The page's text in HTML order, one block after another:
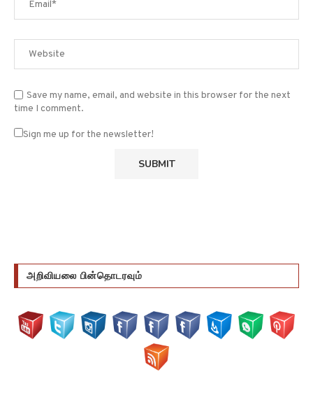
Save my name, email, and website in this browser for the next
time I comment.
Sign me up for the newsletter!
அறிவியலை பின்தொடரவும்